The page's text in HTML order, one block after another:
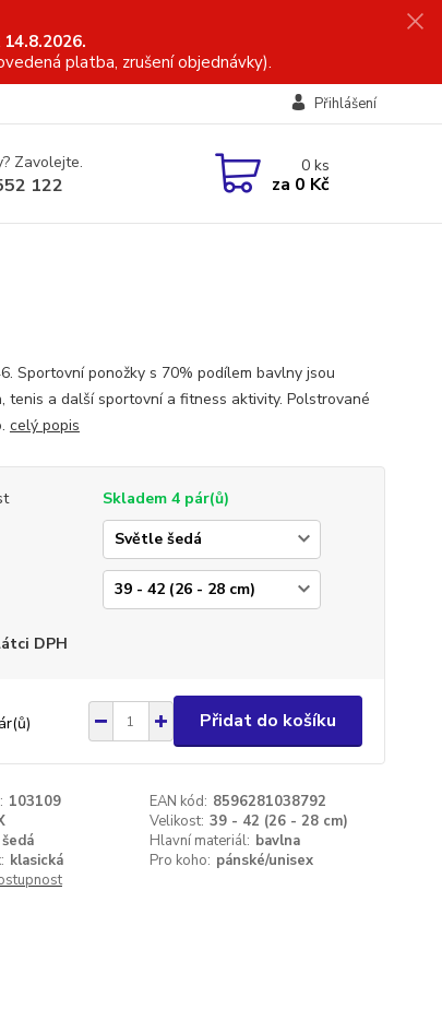
platba, zrušení objednávky).
Přihlášení
Zavolejte.
122
0ks
za 0 Kč
Sportovní ponožky s 70% podílem bavlny jsou
tenis a další sportovní a fitness aktivity. Polstrované
celý popis
Skladem 4 pár(ů)
DPH
Přidat do košíku
103109 EAN kód: 8596281038792
Velikost: 39 - 42 (26 - 28 cm)
Hlavní materiál: bavlna
klasická Pro koho: pánské/unisex